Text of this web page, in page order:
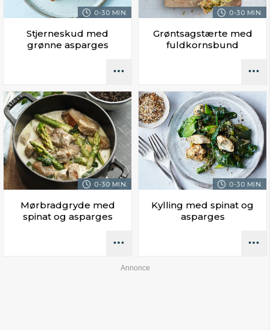
0-30 MIN.
Stjerneskud med
grønne asparges
0-30 MIN.
Grøntsagstærte med
fuldkornsbund
0-30 MIN.
Mørbradgryde med
spinat og asparges
0-30 MIN.
Kylling med spinat og
asparges